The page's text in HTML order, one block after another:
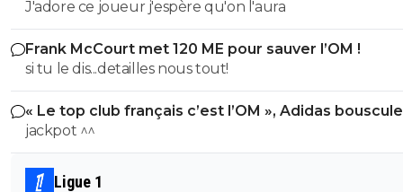
J'adore ce joueur j'espère qu'on l'aura
Frank McCourt met 120 ME pour sauver l’OM !
si tu le dis...detailles nous tout!
« Le top club français c’est l’OM », Adidas
PSG
jackpot ^^
Ligue 1